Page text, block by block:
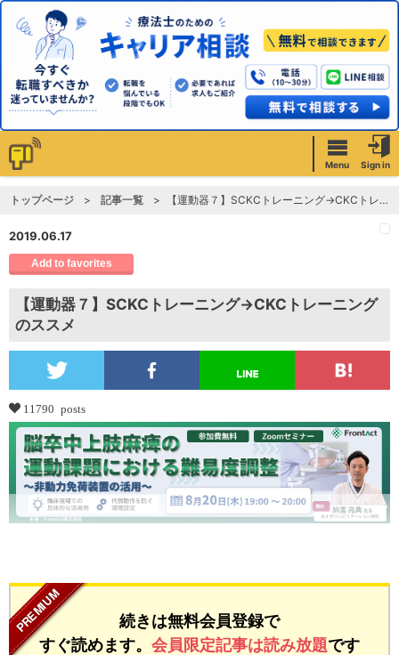
Menu Sign in
トップページ 記事一覧 【運動器７】SCKCトレーニング→CKCトレーニングのススメ
2019.06.17
Add to favorites
【運動器７】SCKCトレーニング→CKCトレーニング
のススメ
11790 posts
続きは無料会員登録で
すぐ読めます。 会員限定記事は読み放題です